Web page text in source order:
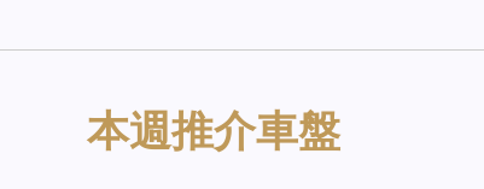
本週推介車盤